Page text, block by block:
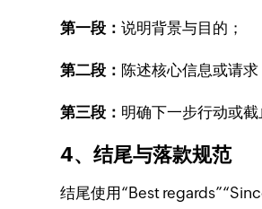
第一段：说明背景与目的；
第二段： 陈述核心信息或请求
第三段： 明确下一步行动或截
4、结尾与落款规范
结尾使用“Best